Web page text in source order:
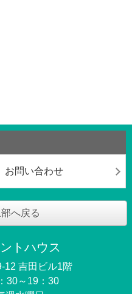
お問い合わせ
へ戻る
トハウス
12 吉田ビル1階
30～19：30